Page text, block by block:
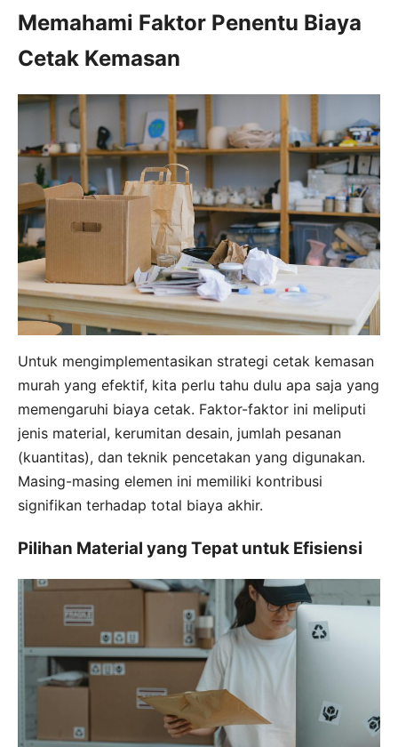
Memahami Faktor Penentu Biaya
Cetak Kemasan
Untuk mengimplementasikan strategi cetak kemasan
murah yang efektif, kita perlu tahu dulu apa saja yang
memengaruhi biaya cetak. Faktor-faktor ini meliputi
jenis material, kerumitan desain, jumlah pesanan
(kuantitas), dan teknik pencetakan yang digunakan.
Masing-masing elemen ini memiliki kontribusi
signifikan terhadap total biaya akhir.
Pilihan Material yang Tepat untuk Efisiensi